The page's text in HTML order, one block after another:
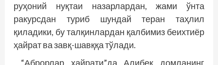
руҳоний нуқтаи назарлардан, жами ўнта
ракурсдан туриб шундай теран таҳлил
қиладики, бу талқинлардан қалбимиз беихтиёр
ҳайрат ва завқ-шавққа тўлади.
“Аброрлар ҳайрати”да Алибек домланинг